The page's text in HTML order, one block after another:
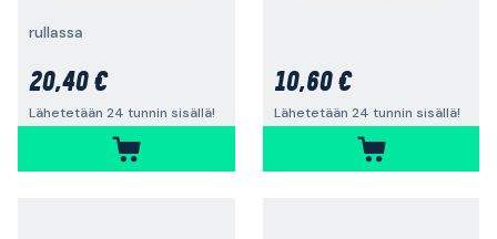
rullassa
20,40 €
Lähetetään 24 tunnin sisällä!
10,60 €
Lähetetään 24 tunnin sisällä!